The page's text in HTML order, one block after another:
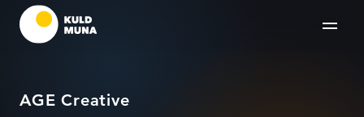
AGE Creative